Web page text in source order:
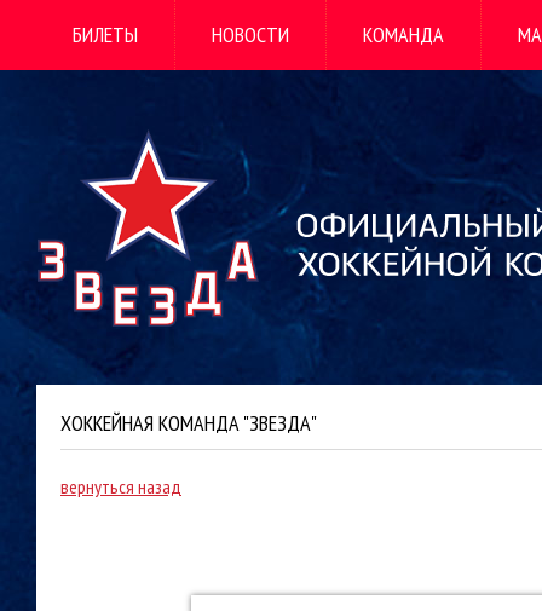
БИЛЕТЫ НОВОСТИ КОМАНДА
ХОККЕЙНАЯ КОМАНДА "ЗВЕЗДА"
вернуться назад